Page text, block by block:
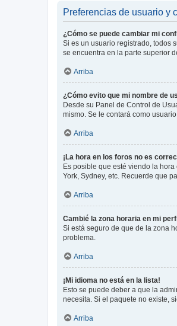
Preferencias de usuario y
¿Cómo se puede cambiar mi
Si es un usuario registrado, todos
se encuentra en la parte superior
Arriba
¿Cómo evito que mi nombre de
Desde su Panel de Control de
mismo. Se le contará como usuario
Arriba
¡La hora en los foros no es
Es posible que esté viendo la
York, Sydney, etc. Recuerde que
Arriba
Cambié la zona horaria en mi
Si está seguro de que de la zona
problema.
Arriba
¡Mi idioma no está en la lista!
Esto se puede deber a que la
necesita. Si el paquete no existe,
Arriba